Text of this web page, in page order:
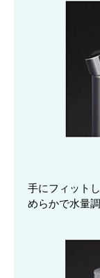
手にフィット
めらかで水量